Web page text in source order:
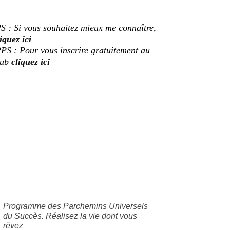
: Si vous souhaitez mieux me connaître,
ici
: Pour vous inscrire gratuitementau
cliquez ici
Programme des Parchemins Universels
du Succès. Réalisez la vie dont vous
rêvez